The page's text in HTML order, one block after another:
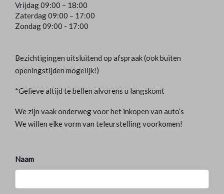
Vrijdag 09:00 – 18:00
Zaterdag 09:00 – 17:00
Zondag 09:00 - 17:00
Bezichtigingen uitsluitend op afspraak (ook buiten
openingstijden mogelijk!)
*Gelieve altijd te bellen alvorens u langskomt
We zijn vaak onderweg voor het inkopen van auto’s
We willen elke vorm van teleurstelling voorkomen!
Naam